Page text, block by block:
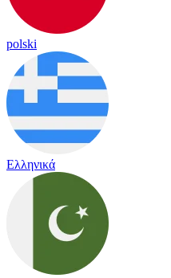
polski
Ελληνικά